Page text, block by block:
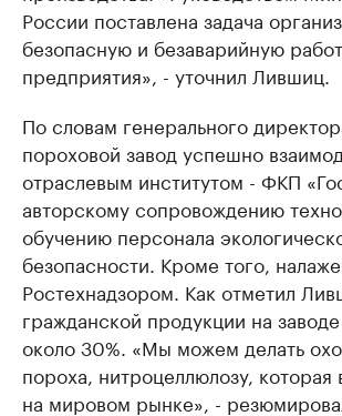
России поставлена задача
безопасную и безаварийную
предприятия», - уточнил Лившиц.
По словам генерального
пороховой завод успешно
отраслевым институтом - ФКП
авторскому сопровождению
обучению персонала
безопасности. Кроме того,
Ростехнадзором. Как отметил
гражданской продукции на
около 30%. «Мы можем делать
пороха, нитроцеллюлозу, которая
на мировом рынке», -